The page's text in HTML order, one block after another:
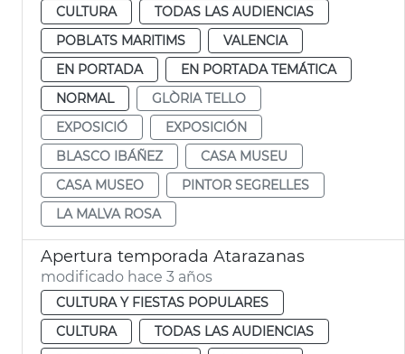
CULTURA
TODAS LAS AUDIENCIAS
POBLATS MARITIMS
VALENCIA
EN PORTADA
EN PORTADA TEMÁTICA
NORMAL
GLÒRIA TELLO
EXPOSICIÓ
EXPOSICIÓN
BLASCO IBÁÑEZ
CASA MUSEU
CASA MUSEO
PINTOR SEGRELLES
LA MALVA ROSA
Apertura temporada Atarazanas
modificado hace 3 años
CULTURA Y FIESTAS POPULARES
CULTURA
TODAS LAS AUDIENCIAS